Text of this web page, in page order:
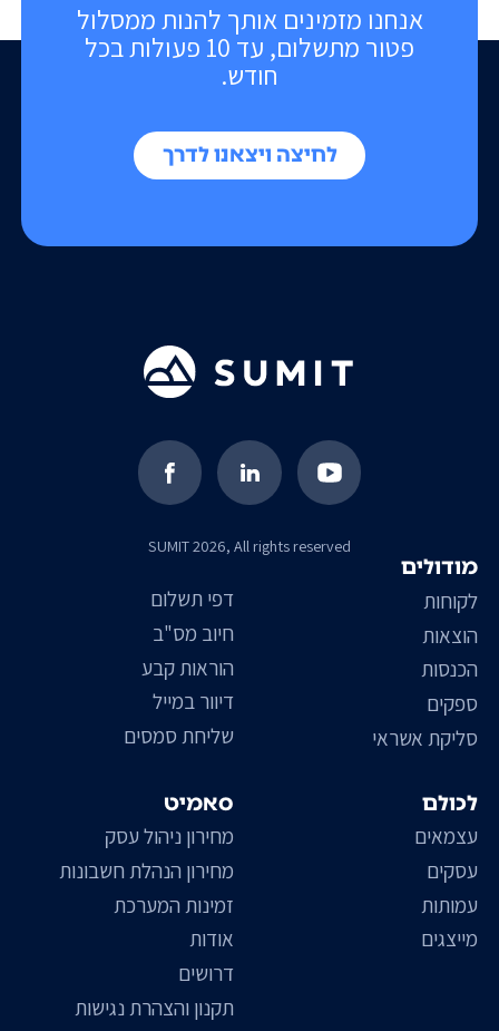
אנחנו מזמינים אותך להנות ממסלול
פטור מתשלום, עד 10 פעולות בכל
חודש.
לחיצה ויצאנו לדרך
SUMIT 2026, All rights reserved
סאמיט
מחירון ניהול עסק
מחירון הנהלת חשבונות
זמינות המערכת
אודות
דרושים
תקנון והצהרת נגישות
דפי תשלום
חיוב מס"ב
הוראות קבע
דיוור במייל
שליחת סמסים
מודולים
לקוחות
הוצאות
הכנסות
ספקים
סליקת אשראי
לכולם
עצמאים
עסקים
עמותות
מייצגים